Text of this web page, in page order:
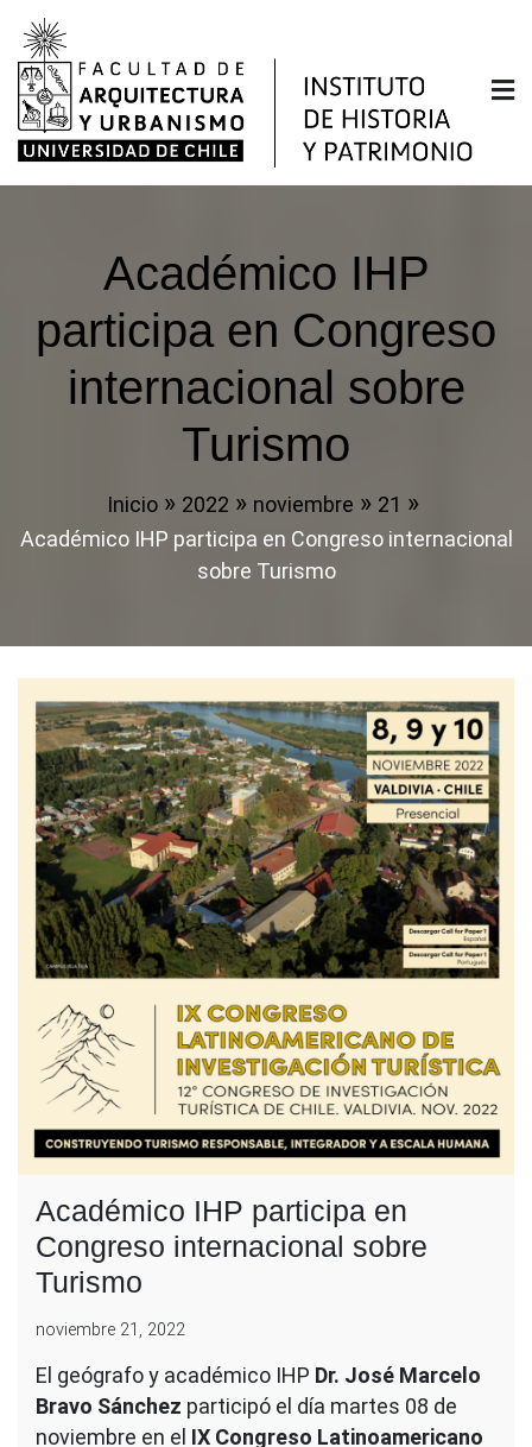
Saltar
contenido
Instituto de Historia y
Patrimonio
Facultad de Arquitectura y Urbanismo de la
Académico IHP
participa en Congreso
internacional sobre
Turismo
Inicio 2022 noviembre
21
Académico IHP participa en Congreso internacional
sobre Turismo
Académico IHP participa en
Congreso internacional sobre
Turismo
noviembre 21, 2022
El geógrafo y académico IHP Dr. José Marcelo
Bravo Sánchez participó el día martes 08 de
noviembre en el IX Congreso Latinoamericano